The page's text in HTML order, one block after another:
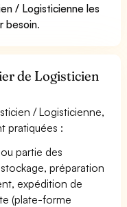
/ Logisticienne les
besoin.
de Logisticien
/ Logisticienne,
pratiquées :
partie des
préparation
expédition de
(plate-forme